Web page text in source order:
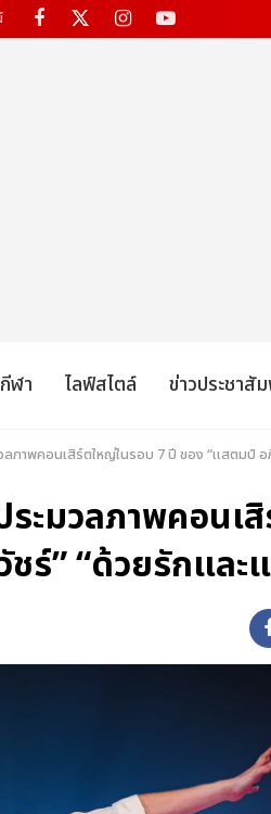
กีฬา ไลฟ์สไตล์ ข่าวประชาสั
ภาพคอนเสิร์ตใหญ่ในรอบ 7 ปี ของ “แสตมป์ อ
ะมวลภาพคอนเ
ร์” “ด้วยรักและ